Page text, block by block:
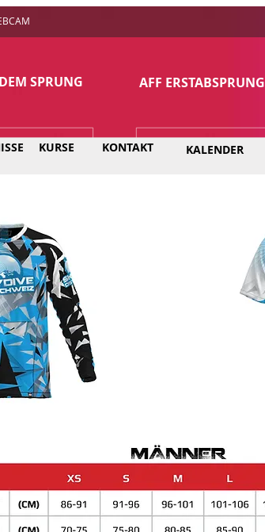
SPRUNG AFF ERSTABSPRUNG
KONTAKT KALENDER
KURSE